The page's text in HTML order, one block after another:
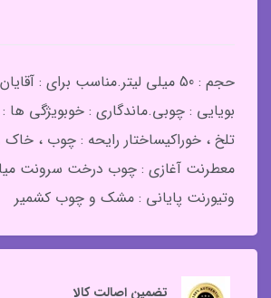
حجم : 50 میلی لیتر.مناسب برای :
بویایی : چوبی.ماندگاری : خوبویژگی ها :
تلخ ، خوراکیساختار رایحه : چوب ، خاک
معطرنت آغازی : چوب درخت سرونت
وتیورنت پایانی : مشک و چوب کشمیر
تضمین اصالت کالا